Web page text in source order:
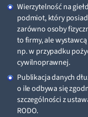
Wierzytelność na
podmiot, który
zarówno osoby
to firmy, ale
np. w przypadku
cywilnoprawnej.
Publikacja danych
o ile odbywa się
szczególności z
RODO.